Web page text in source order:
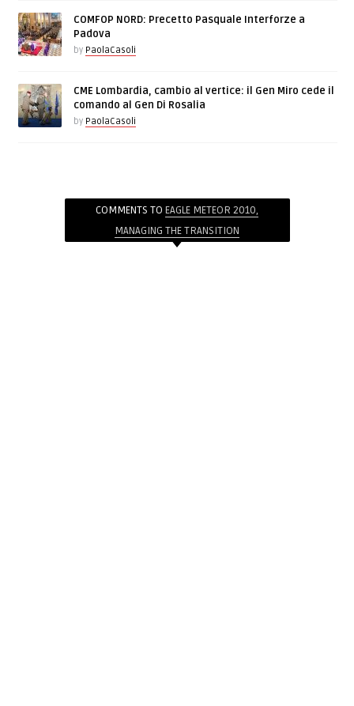
COMFOP NORD: Precetto Pasquale Interforze a
Padova
by PaolaCasoli
CME Lombardia, cambio al vertice: il Gen Miro cede il
comando al Gen Di Rosalia
by PaolaCasoli
COMMENTS TO EAGLE METEOR 2010,
MANAGING THE TRANSITION